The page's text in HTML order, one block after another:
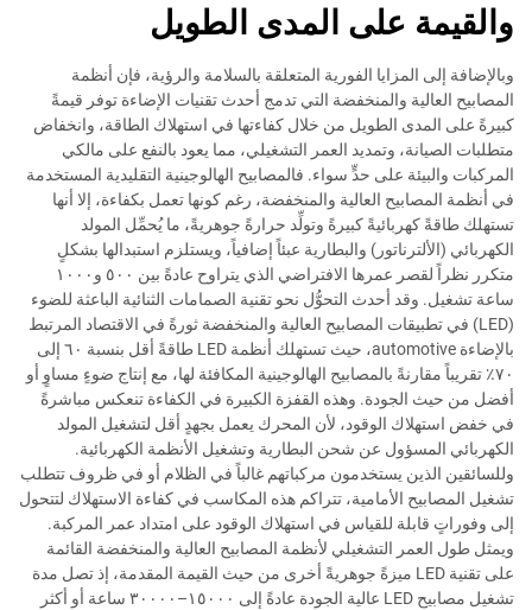
والقيمة على المدى الطويل
وبالإضافة إلى المزايا الفورية المتعلقة بالسلامة والرؤية، فإن أنظمة
المصابيح العالية والمنخفضة التي تدمج أحدث تقنيات الإضاءة توفر قيمةً
كبيرةً على المدى الطويل من خلال كفاءتها في استهلاك الطاقة، وانخفاض
متطلبات الصيانة، وتمديد العمر التشغيلي، مما يعود بالنفع على مالكي
المركبات والبيئة على حدٍّ سواء. فالمصابيح الهالوجينية التقليدية المستخدمة
في أنظمة المصابيح العالية والمنخفضة، رغم كونها تعمل بكفاءة، إلا أنها
تستهلك طاقةً كهربائيةً كبيرةً وتولِّد حرارةً جوهريةً، ما يُحمِّل المولد
الكهربائي (الألترناتور) والبطارية عبئاً إضافياً، ويستلزم استبدالها بشكلٍ
متكرر نظراً لقصر عمرها الافتراضي الذي يتراوح عادةً بين ٥٠٠ و١٠٠٠
ساعة تشغيل. وقد أحدث التحوُّل نحو تقنية الصمامات الثنائية الباعثة للضوء
(LED) في تطبيقات المصابيح العالية والمنخفضة ثورةً في الاقتصاد المرتبط
بالإضاءة automotive، حيث تستهلك أنظمة LED طاقةً أقل بنسبة ٦٠ إلى
٧٠٪ تقريباً مقارنةً بالمصابيح الهالوجينية المكافئة لها، مع إنتاج ضوءٍ مساوٍ أو
أفضل من حيث الجودة. وهذه القفزة الكبيرة في الكفاءة تنعكس مباشرةً
في خفض استهلاك الوقود، لأن المحرك يعمل بجهدٍ أقل لتشغيل المولد
الكهربائي المسؤول عن شحن البطارية وتشغيل الأنظمة الكهربائية.
وللسائقين الذين يستخدمون مركباتهم غالباً في الظلام أو في ظروف تتطلب
تشغيل المصابيح الأمامية، تتراكم هذه المكاسب في كفاءة الاستهلاك لتتحول
إلى وفوراتٍ قابلة للقياس في استهلاك الوقود على امتداد عمر المركبة.
ويمثل طول العمر التشغيلي لأنظمة المصابيح العالية والمنخفضة القائمة
على تقنية LED ميزةً جوهريةً أخرى من حيث القيمة المقدمة، إذ تصل مدة
تشغيل مصابيح LED عالية الجودة عادةً إلى ١٥٠٠٠–٣٠٠٠٠ ساعة أو أكثر